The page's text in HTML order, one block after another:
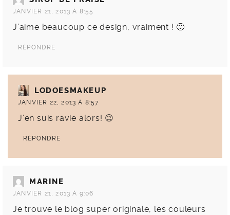
JANVIER 21, 2013 À 8:55
J’aime beaucoup ce design, vraiment ! 🙂
RÉPONDRE
LODOESMAKEUP
JANVIER 22, 2013 À 8:57
J’en suis ravie alors! 😉
RÉPONDRE
MARINE
JANVIER 21, 2013 À 9:06
Je trouve le blog super originale, les couleurs